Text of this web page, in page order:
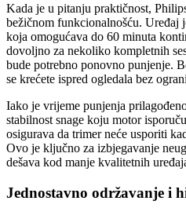
Kada je u pitanju praktičnost,
bežičnom funkcionalnošću. Uređaj
koja omogućava do 60 minuta
dovoljno za nekoliko kompletnih
bude potrebno ponovno punjenje.
se krećete ispred ogledala bez
Iako je vrijeme punjenja
stabilnost snage koju motor
osigurava da trimer neće usporiti
Ovo je ključno za izbjegavanje
dešava kod manje kvalitetnih
Jednostavno održavanje i